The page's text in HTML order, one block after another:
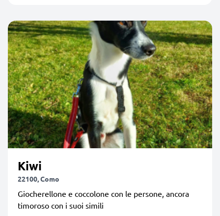
Kiwi
22100, Como
Giocherellone e coccolone con le persone, ancora
timoroso con i suoi simili